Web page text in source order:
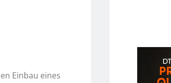
Einbau eines